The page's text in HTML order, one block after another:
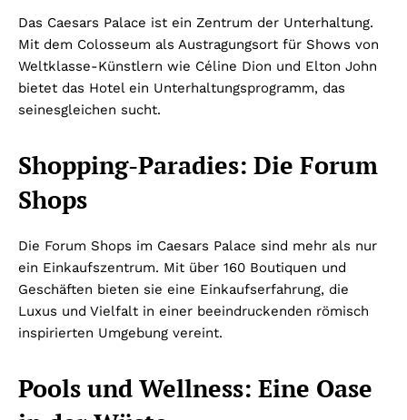
Das Caesars Palace ist ein Zentrum der Unterhaltung.
Mit dem Colosseum als Austragungsort für Shows von
Weltklasse-Künstlern wie Céline Dion und Elton John
bietet das Hotel ein Unterhaltungsprogramm, das
seinesgleichen sucht.
Shopping-Paradies: Die Forum
Shops
Die Forum Shops im Caesars Palace sind mehr als nur
ein Einkaufszentrum. Mit über 160 Boutiquen und
Geschäften bieten sie eine Einkaufserfahrung, die
Luxus und Vielfalt in einer beeindruckenden römisch
inspirierten Umgebung vereint.
Pools und Wellness: Eine Oase